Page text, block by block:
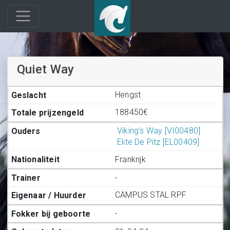
Quiet Way
Hengst
188450€
Viking's Way [VI00480]
Elite De Pitz [EL00409]
Frankrijk
-
CAMPUS STAL RPF
-